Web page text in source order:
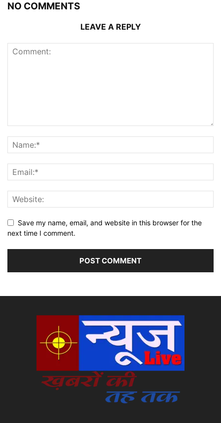
NO COMMENTS
LEAVE A REPLY
Save my name, email, and website in this browser for the
next time I comment.